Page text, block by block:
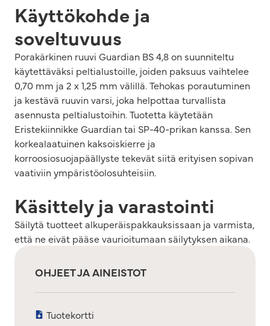
OHJEET JA AINEISTOT
Tuotekortti
Käyttökohde ja
soveltuvuus
Porakärkinen ruuvi Guardian BS 4,8 on suunniteltu
käytettäväksi peltialustoille, joiden paksuus vaihtelee
0,70 mm ja 2 x 1,25 mm välillä. Tehokas porautuminen
ja kestävä ruuvin varsi, joka helpottaa turvallista
asennusta peltialustoihin. Tuotetta käytetään
Eristekiinnikke Guardian tai SP-40-prikan kanssa. Sen
korkealaatuinen kaksoiskierre ja
korroosiosuojapäällyste tekevät siitä erityisen sopivan
vaativiin ympäristöolosuhteisiin.
Käsittely ja varastointi
Säilytä tuotteet alkuperäispakkauksissaan ja varmista,
että ne eivät pääse vaurioitumaan säilytyksen aikana.